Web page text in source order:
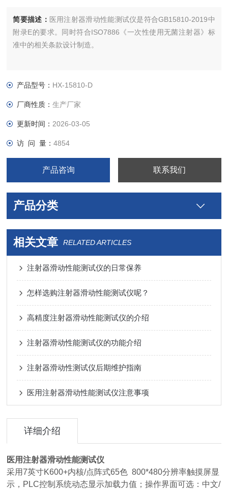
简要描述： 医用注射器滑动性能测试仪是符合GB15810-2019中
附录E的要求。同时符合ISO7886《一次性使用无菌注射器》标
准中的相关条款设计制造。
产品型号： HX-15810-D
厂商性质：生产厂家
更新时间： 2026-03-05
访 问 量：4854
产品咨询 联系我们
产品分类
相关文章 RELATED ARTICLES
注射器滑动性能测试仪的日常保养
怎样选购注射器滑动性能测试仪呢？
高精度注射器滑动性能测试仪的介绍
注射器滑动性能测试仪的功能介绍
注射器滑动性测试仪后期维护指南
医用注射器滑动性能测试仪注意事项
详细介绍
医用注射器滑动性能测试仪
采用7英寸K600+内核/点阵式65色 800*480分辨率触摸屏显
示，PLC控制系统动态显示加载力值；操作界面可选：中文/